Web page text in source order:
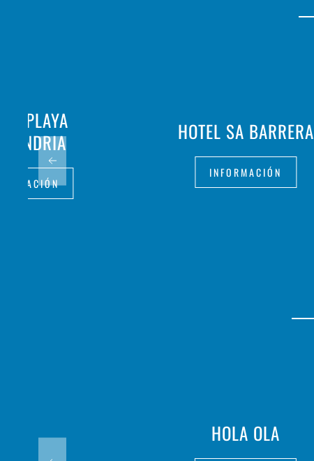
HOTEL SA BARRERA
INFORMACIÓN
PLAYA
HOLA OLA